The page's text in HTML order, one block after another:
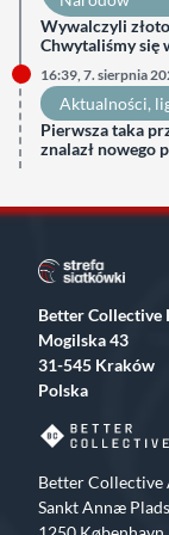
Wywalczyli
Chwytaliśmy się
16:39, 7. sierpnia
Aktualności,
Pierwsza taka
znalazł nowego
Better Collective
Mogilska 43
31-545 Kraków
Polska
Better Collective
Sankt Annæ